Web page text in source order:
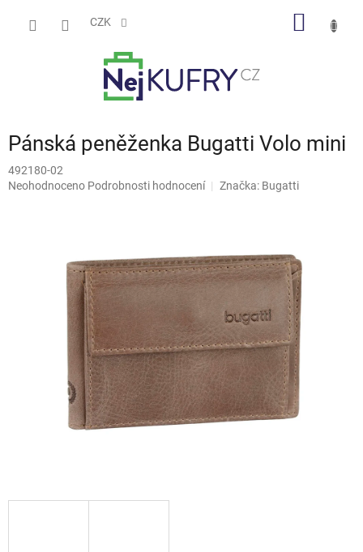
CZK
Pánská peněženka Bugatti Volo mini
492180-02
Průměrné
Neohodnoceno Podrobnosti hodnocení Značka: Bugatti